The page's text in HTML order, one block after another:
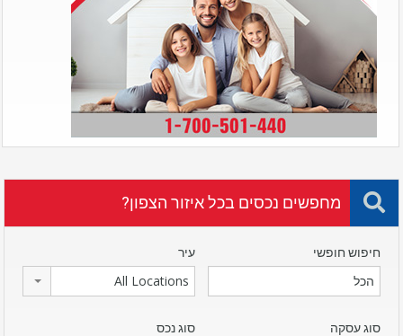
מחפשים נכסים בכל איזור הצפון?
חיפוש חופשי עיר
All Locations
סוג עסקה סוג נכס